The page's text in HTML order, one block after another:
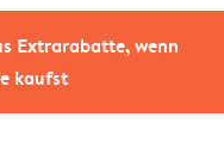
Extrarabatte, wenn
kaufst